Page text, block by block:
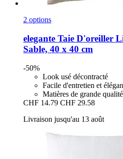
2 options
elegante Taie D'oreiller
Sable, 40 x 40 cm
-50%
Look usé décontracté
Facile d'entretien et
Matières de grande qualité
CHF 14.79 CHF 29.58
Livraison jusqu'au 13 août